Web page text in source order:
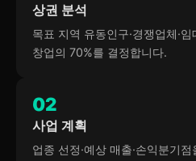
상권 분석
목표 지역 유동인구·경쟁업체·
창업의 70%를 결정합니다.
02
사업 계획
업종 선정·예상 매출·손익분기